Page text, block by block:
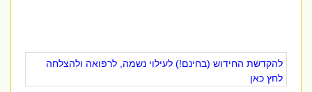
להקדשת החידוש (בחינם!) לעילוי נשמה, לרפואה ולהצלחה
לחץ כאן